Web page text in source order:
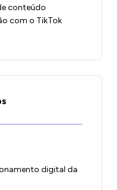
conteúdo
com o TikTok
digital da